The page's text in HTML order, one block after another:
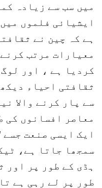
میں سب سے زیادہ
ایشیائی فلموں
ہے کہ چین نے
معیارات مرتب
کردیا ہے ، اور
ثقافتی احیاء
سے پار کرنے والا
معاصر افسانوں کی
ایک ایسی صنعت
سمجھا جاتا ہے،
ہڈی کے طور پر اور
طور پر لے رہی ہے